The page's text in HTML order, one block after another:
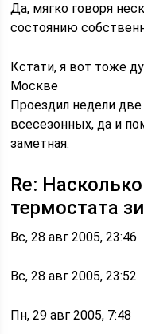
Да, мягко говоря
состоянию
Кстати, я вот тоже
Москве
Проездил недели
всесезонных, да и
заметная.
Re:
термостата
Вс, 28 авг 2005, 23:46
Вс, 28 авг 2005, 23:52
Пн, 29 авг 2005, 7:48